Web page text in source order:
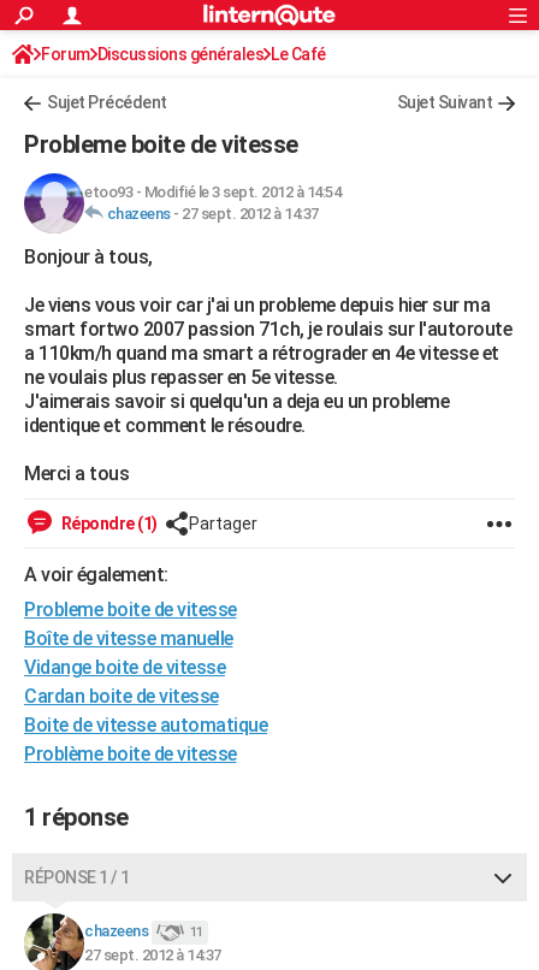
ACTUALITÉS
Politique
Société
Faits Divers
Education
Monde
Villes
+
FINANCE
Retraite
Impôts
Epargne
Immobilier
Risques naturels par ville
Banque
Assurance
Crédit
AUTO
Essais
Réserver un essai
Citadines
Berlines
SUV
Forum auto
+HIGH-TECH
Mobiles
Meilleur smartphone
Internet
Ordinateurs
Jeux vidéo
Guide high-tech
+BRICOLAGE
Forum
Aménagement intérieur
Extérieur
Cuisine
Salle de bains
Jardinage
Rangement
WEEK-END
Guides de France
Escapades
Patrimoine
Expositions
Musées
Week-end nature
+LIFESTYLE
Art de vivre
Bien-être
Loisirs
ModeModes de vie
SANTE
Alimentation
Guide de la santé
Maladies
Médicaments
Sommeil
VOYAGE
Destinations
City break
Voyage nature
Voyage de noces
Forum
Climat
PHOTO
GUIDES D'ACHAT
BONS PLANS
CARTE DE VOEUX
Carte de Noël
Carte Bonne année
Carte Saint-Valentin
Carte Pâques
Carte d'anniversaire
DICTIONNAIRE
Dictionnaire
Biographies
Citations
Expressions
Proverbes
PROGRAMME TV
AVIS DE DÉCÈS
FORUM
S'inscrire
Connexion
Forum Discussions générales Le Café
Sujet Précédent Sujet Suivant
Probleme boite de vitesse
etoo93- Modifié le 3 sept. 2012 à 14:54
chazeens- 27 sept. 2012 à 14:37
Bonjour à tous,
Je viens vous voir car j'ai un probleme depuis hier sur ma
smart fortwo 2007 passion 71ch, je roulais sur l'autoroute
a 110km/h quand ma smart a rétrograder en 4e vitesse et
ne voulais plus repasser en 5e vitesse.
J'aimerais savoir si quelqu'un a deja eu un probleme
identique et comment le résoudre.
Merci a tous
Répondre (1) Partager
A voir également:
Probleme boite de vitesse
Boîte de vitesse manuelle
Vidange boite de vitesse
Cardan boite de vitesse
Boite de vitesse automatique
Problème boite de vitesse
1 réponse
RÉPONSE 1 / 1
chazeens 11
27 sept. 2012 à 14:37